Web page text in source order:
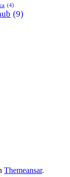
(4)
(9)
Themeansar.